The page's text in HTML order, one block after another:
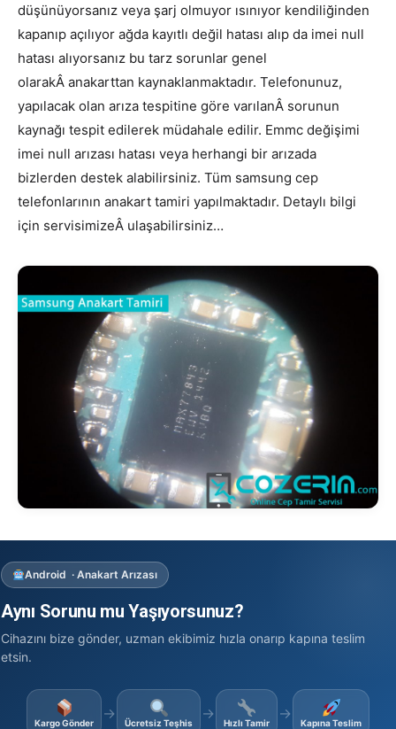
düşünüyorsanız veya şarj olmuyor ısınıyor kendiliğinden
kapanıp açılıyor ağda kayıtlı değil hatası alıp da imei null
hatası alıyorsanız bu tarz sorunlar genel
olarakÂ anakarttan kaynaklanmaktadır. Telefonunuz,
yapılacak olan arıza tespitine göre varılanÂ sorunun
kaynağı tespit edilerek müdahale edilir. Emmc değişimi
imei null arızası hatası veya herhangi bir arızada
bizlerden destek alabilirsiniz. Tüm samsung cep
telefonlarının anakart tamiri yapılmaktadır. Detaylı bilgi
için servisimizeÂ ulaşabilirsiniz…
Android · Anakart Arızası
Aynı Sorunu mu Yaşıyorsunuz?
Cihazını bize gönder, uzman ekibimiz hızla onarıp kapına teslim
etsin.
Kargo Gönder
→
Ücretsiz Teşhis
→
Hızlı Tamir
→
Kapına Teslim